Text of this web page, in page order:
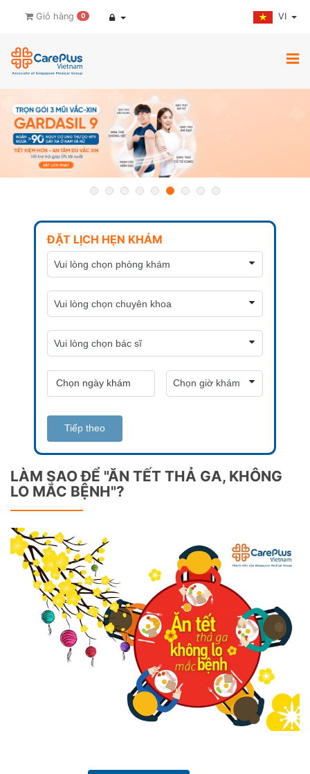
Giỏ hàng 0 VI
ĐẶT LỊCH HẸN KHÁM
Tiếp theo
LÀM SAO ĐỂ "ĂN TẾT THẢ GA, KHÔNG
LO MẮC BỆNH"?